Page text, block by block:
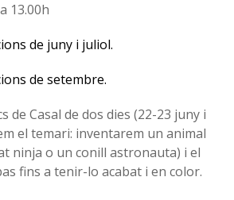
13.00h
de juny i juliol.
de setembre.
de Casal de dos dies (22-23 juny i
el temari: inventarem un animal
ninja o un conill astronauta) i el
fins a tenir-lo acabat i en color.